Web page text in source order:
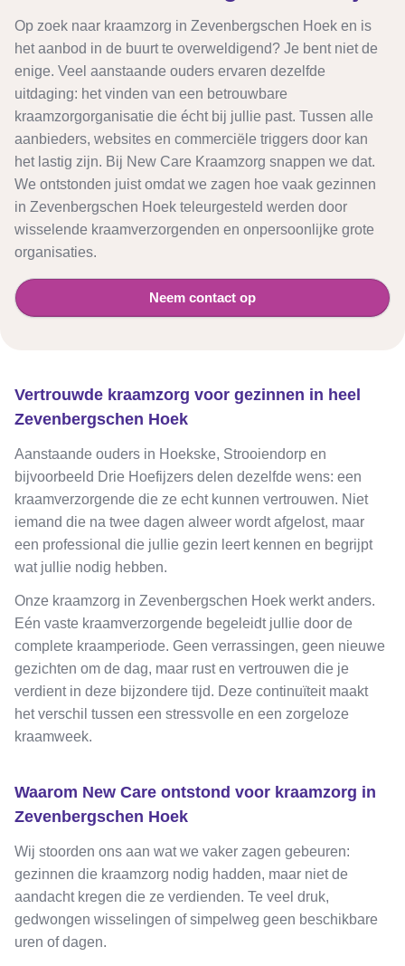
Op zoek naar kraamzorg in Zevenbergschen Hoek en is
het aanbod in de buurt te overweldigend? Je bent niet de
enige. Veel aanstaande ouders ervaren dezelfde
uitdaging: het vinden van een betrouwbare
kraamzorgorganisatie die écht bij jullie past. Tussen alle
aanbieders, websites en commerciële triggers door kan
het lastig zijn. Bij New Care Kraamzorg snappen we dat.
We ontstonden juist omdat we zagen hoe vaak gezinnen
in Zevenbergschen Hoek teleurgesteld werden door
wisselende kraamverzorgenden en onpersoonlijke grote
organisaties.
Neem contact op
Vertrouwde kraamzorg voor gezinnen in heel
Zevenbergschen Hoek
Aanstaande ouders in Hoekske, Strooiendorp en
bijvoorbeeld Drie Hoefijzers delen dezelfde wens: een
kraamverzorgende die ze echt kunnen vertrouwen. Niet
iemand die na twee dagen alweer wordt afgelost, maar
een professional die jullie gezin leert kennen en begrijpt
wat jullie nodig hebben.
Onze kraamzorg in Zevenbergschen Hoek werkt anders.
Eén vaste kraamverzorgende begeleidt jullie door de
complete kraamperiode. Geen verrassingen, geen nieuwe
gezichten om de dag, maar rust en vertrouwen die je
verdient in deze bijzondere tijd. Deze continuïteit maakt
het verschil tussen een stressvolle en een zorgeloze
kraamweek.
Waarom New Care ontstond voor kraamzorg in
Zevenbergschen Hoek
Wij stoorden ons aan wat we vaker zagen gebeuren:
gezinnen die kraamzorg nodig hadden, maar niet de
aandacht kregen die ze verdienden. Te veel druk,
gedwongen wisselingen of simpelweg geen beschikbare
uren of dagen.